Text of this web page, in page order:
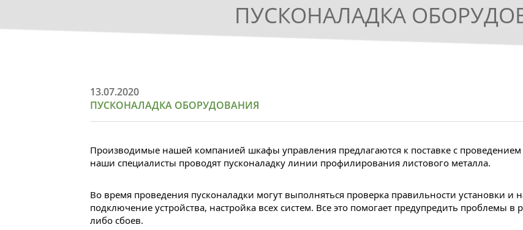
ПУСКОНАЛАДКА
13.07.2020
ПУСКОНАЛАДКА ОБОРУДОВАНИЯ
Производимые нашей компанией шкафы управления предлагаются к поставке с
наши специалисты проводят пусконаладку линии профилирования листового металла.
Во время проведения пусконаладки могут выполняться проверка правильности установки и
подключение устройства, настройка всех систем. Все это помогает предупредить проблемы
либо сбоев.